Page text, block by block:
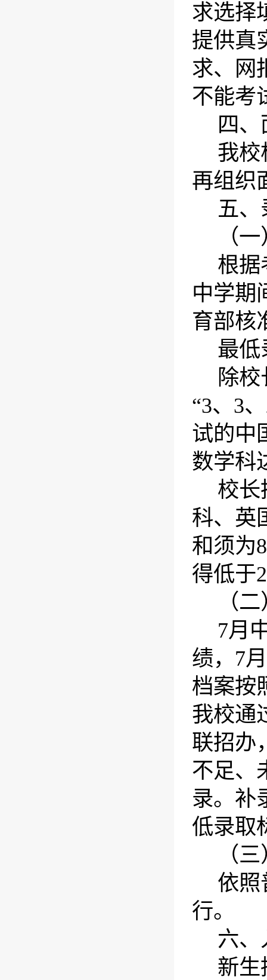
求选择
提供真
求、网
不能考
四
我校
再组织
五、
（
根据
中学期
育部核
最低
除
“3、 3、
试的中
数学科
校长
科、英
和须为8
得低于2
（
7月
绩， 7
档案按
我校通
联招办
不足、
录。补
低录取
（
依照
行。
六、
新生